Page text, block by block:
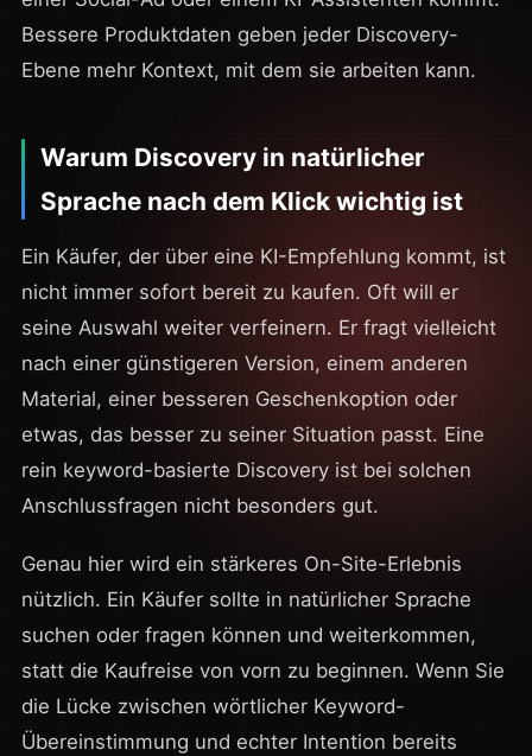
Bessere Produktdaten geben jeder Discovery-
Ebene mehr Kontext, mit dem sie arbeiten kann.
Warum Discovery in natürlicher
Sprache nach dem Klick wichtig ist
Ein Käufer, der über eine KI-Empfehlung kommt, ist
nicht immer sofort bereit zu kaufen. Oft will er
seine Auswahl weiter verfeinern. Er fragt vielleicht
nach einer günstigeren Version, einem anderen
Material, einer besseren Geschenkoption oder
etwas, das besser zu seiner Situation passt. Eine
rein keyword-basierte Discovery ist bei solchen
Anschlussfragen nicht besonders gut.
Genau hier wird ein stärkeres On-Site-Erlebnis
nützlich. Ein Käufer sollte in natürlicher Sprache
suchen oder fragen können und weiterkommen,
statt die Kaufreise von vorn zu beginnen. Wenn Sie
die Lücke zwischen wörtlicher Keyword-
Übereinstimmung und echter Intention bereits